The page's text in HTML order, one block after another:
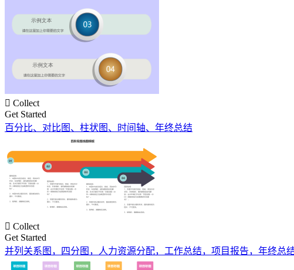
 Collect
Get Started
百分比、对比图、柱状图、时间轴、年终总结
 Collect
Get Started
并列关系图，四分图，人力资源分配，工作总结，项目报告，年终总